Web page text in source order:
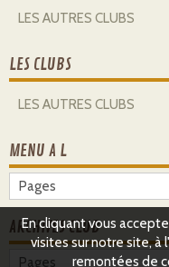
LES AUTRES CLUBS
LES CLUBS
LES AUTRES CLUBS
MENU A L
ARCHIVES CLUB
En cliquant vous
visites sur notre site,
remontées de